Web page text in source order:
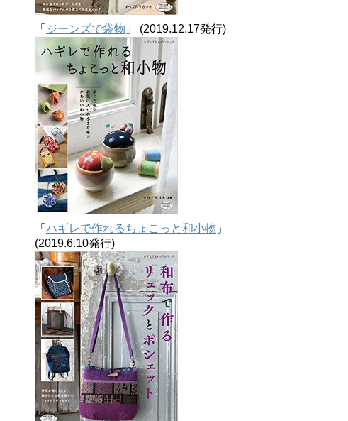
「 ジーンズで袋物 」 (2019.12.17発行)
「 ハギレで作れるちょこっと和小物 」
(2019.6.10発行)